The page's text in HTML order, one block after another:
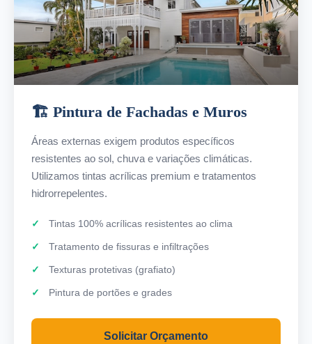
🏗️ Pintura de Fachadas e Muros
Áreas externas exigem produtos específicos
resistentes ao sol, chuva e variações climáticas.
Utilizamos tintas acrílicas premium e tratamentos
hidrorrepelentes.
Tintas 100% acrílicas resistentes ao clima
Tratamento de fissuras e infiltrações
Texturas protetivas (grafiato)
Pintura de portões e grades
Solicitar Orçamento